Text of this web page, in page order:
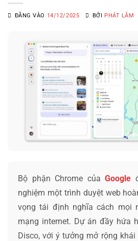
ĐĂNG VÀO 14/12/2025 BỞI PHÁT LÂM
Bộ phận Chrome của Google
nghiệm một trình duyệt web
vọng tái định nghĩa cách mọi
mạng internet. Dự án đầy hứa
Disco, với ý tưởng mở rộng